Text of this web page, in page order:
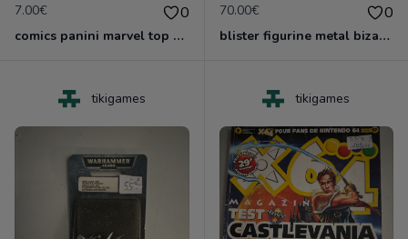
7.00€ 0
comics panini marvel top 12 2011
70.00€ 0
blister figurine metal bizarboy ork 40000 games xorshop
tikigames tikigames